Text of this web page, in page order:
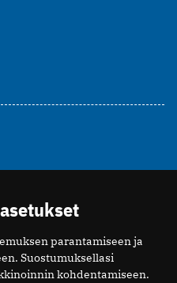
parantamiseen ja
Suostumuksellasi
kohdentamiseen.